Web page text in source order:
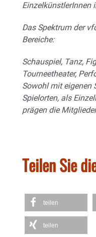
EinzelkünstlerInnen
Das Spektrum der
Bereiche:
Schauspiel, Tanz,
Tourneetheater,
Sowohl mit eigenen
Spielorten, als
prägen die
Teilen Sie
teilen
teilen